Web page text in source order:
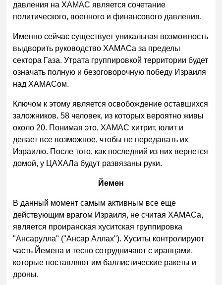
давления на ХАМАС является сочетание
политического, военного и финансового давления.
Именно сейчас существует уникальная возможность
выдворить руководство ХАМАСа за пределы
сектора Газа. Утрата группировкой территории будет
означать полную и безоговорочную победу Израиля
над ХАМАСом.
Ключом к этому является освобождение оставшихся
заложников. 58 человек, из которых вероятно живы
около 20. Понимая это, ХАМАС хитрит, юлит и
делает все возможное, чтобы не передавать их
Израилю. После того, как последний из них вернется
домой, у ЦАХАЛа будут развязаны руки.
Йемен
В данный момент самым активным все еще
действующим врагом Израиля, не считая ХАМАСа,
является проиранская хуситская группировка
"Ансарулла" ("Ансар Аллах"). Хуситы контролируют
часть Йемена и тесно сотрудничают с иранцами,
которые поставляют им баллистические ракеты и
дроны.